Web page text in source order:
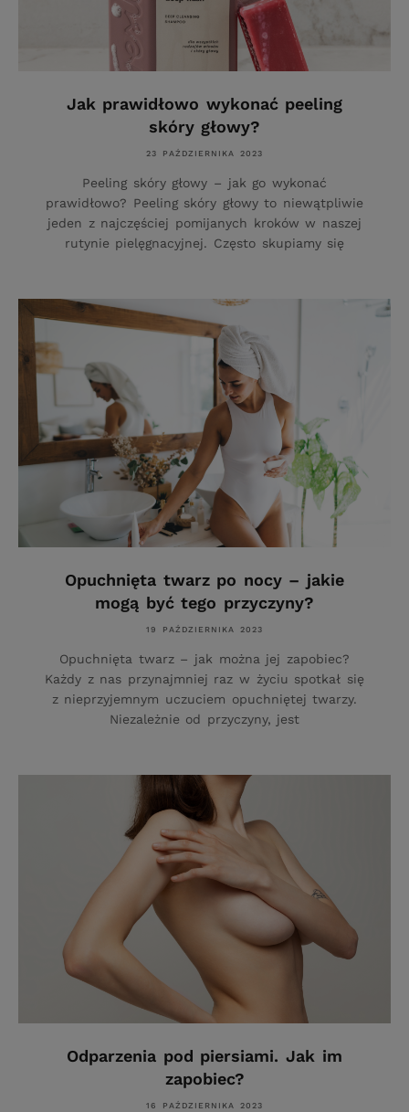
Jak prawidłowo wykonać peeling
skóry głowy?
23 PAŹDZIERNIKA 2023
Peeling skóry głowy – jak go wykonać
prawidłowo? Peeling skóry głowy to niewątpliwie
jeden z najczęściej pomijanych kroków w naszej
rutynie pielęgnacyjnej. Często skupiamy się
Opuchnięta twarz po nocy – jakie
mogą być tego przyczyny?
19 PAŹDZIERNIKA 2023
Opuchnięta twarz – jak można jej zapobiec?
Każdy z nas przynajmniej raz w życiu spotkał się
z nieprzyjemnym uczuciem opuchniętej twarzy.
Niezależnie od przyczyny, jest
Odparzenia pod piersiami. Jak im
zapobiec?
16 PAŹDZIERNIKA 2023